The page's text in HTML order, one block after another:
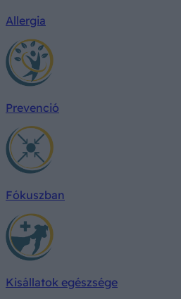
Allergia
Prevenció
Fókuszban
Kisállatok egészsége